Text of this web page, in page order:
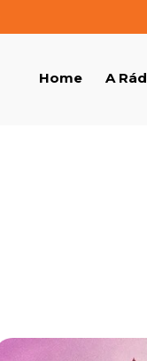
Home A